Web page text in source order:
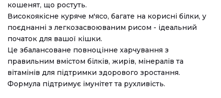
кошенят, що ростуть.
Високоякісне куряче м'ясо, багате на корисні білки, у
поєднанні з легкозасвоюваним рисом - ідеальний
початок для вашої кішки.
Це збалансоване повноцінне харчування з
правильним вмістом білків, жирів, мінералів та
вітамінів для підтримки здорового зростання.
Формула підтримує імунітет та рухливість.